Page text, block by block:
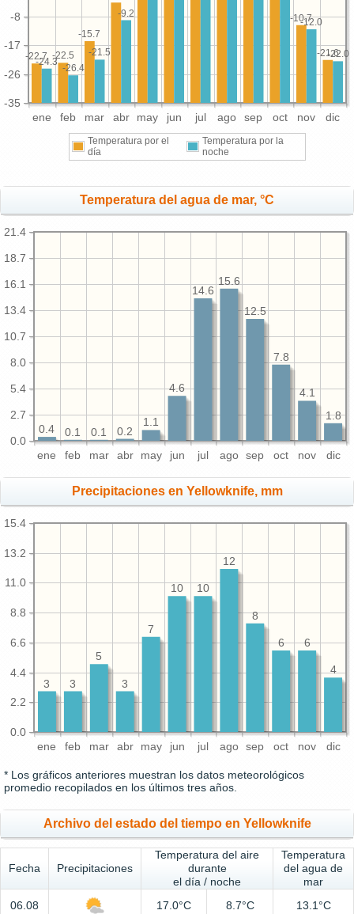
ene feb mar abr may jun jul ago sep oct nov dic
-35
-26
-17
-8
-21.6
-10.7
-15.7
-22.5
-22.7 -22.0
-12.0
-9.2
-21.5
-26.4
-24.3
Temperatura por el
día
Temperatura por la
noche
Temperatura del agua de mar, °C
ene feb mar abr may jun jul ago sep oct nov dic
0.0
2.7
5.4
8.0
10.7
13.4
16.1
18.7
21.4
1.8
4.1
7.8
12.5
15.6
14.6
4.6
1.1
0.2
0.1
0.1
0.4
Precipitaciones en Yellowknife, mm
ene feb mar abr may jun jul ago sep oct nov dic
0.0
2.2
4.4
6.6
8.8
11.0
13.2
15.4
4
6
6
8
12
10
10
7
3
5
3
3
* Los gráficos anteriores muestran los datos meteorológicos
promedio recopilados en los últimos tres años.
Archivo del estado del tiempo en Yellowknife
Fecha Precipitaciones
Temperatura del aire
durante
el día / noche
Temperatura
del agua de
mar
06.08
17.0°C 8.7°C 13.1°C